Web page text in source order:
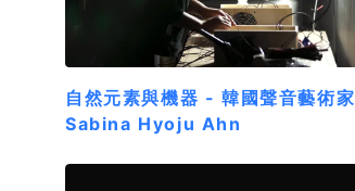
自然元素與機器 - 韓國聲音藝術家
Sabina Hyoju Ahn